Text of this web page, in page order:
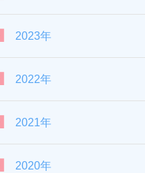
2023年
2022年
2021年
2020年